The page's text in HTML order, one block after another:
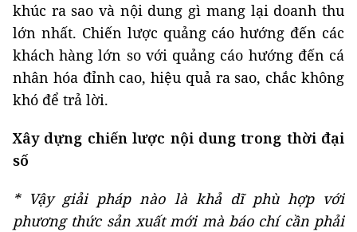
khúc ra sao và nội dung gì mang lại doanh thu
lớn nhất. Chiến lược quảng cáo hướng đến các
khách hàng lớn so với quảng cáo hướng đến cá
nhân hóa đỉnh cao, hiệu quả ra sao, chắc không
khó để trả lời.
Xây dựng chiến lược nội dung trong thời đại
số
* Vậy giải pháp nào là khả dĩ phù hợp với
phương thức sản xuất mới mà báo chí cần phải